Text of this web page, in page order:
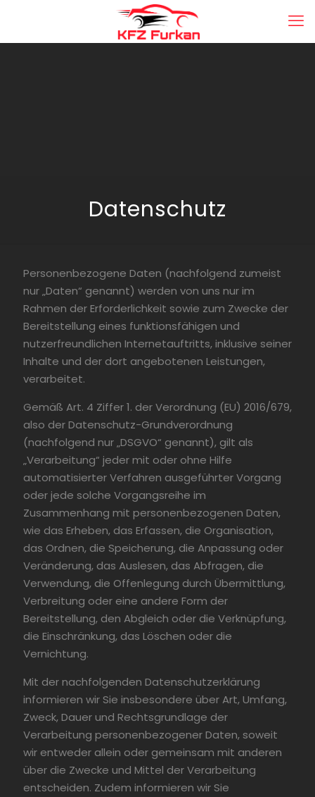
Datenschutz
Personenbezogene Daten (nachfolgend zumeist
nur „Daten“ genannt) werden von uns nur im
Rahmen der Erforderlichkeit sowie zum Zwecke der
Bereitstellung eines funktionsfähigen und
nutzerfreundlichen Internetauftritts, inklusive seiner
Inhalte und der dort angebotenen Leistungen,
verarbeitet.
Gemäß Art. 4 Ziffer 1. der Verordnung (EU) 2016/679,
also der Datenschutz-Grundverordnung
(nachfolgend nur „DSGVO“ genannt), gilt als
„Verarbeitung“ jeder mit oder ohne Hilfe
automatisierter Verfahren ausgeführter Vorgang
oder jede solche Vorgangsreihe im
Zusammenhang mit personenbezogenen Daten,
wie das Erheben, das Erfassen, die Organisation,
das Ordnen, die Speicherung, die Anpassung oder
Veränderung, das Auslesen, das Abfragen, die
Verwendung, die Offenlegung durch Übermittlung,
Verbreitung oder eine andere Form der
Bereitstellung, den Abgleich oder die Verknüpfung,
die Einschränkung, das Löschen oder die
Vernichtung.
Mit der nachfolgenden Datenschutzerklärung
informieren wir Sie insbesondere über Art, Umfang,
Zweck, Dauer und Rechtsgrundlage der
Verarbeitung personenbezogener Daten, soweit
wir entweder allein oder gemeinsam mit anderen
über die Zwecke und Mittel der Verarbeitung
entscheiden. Zudem informieren wir Sie